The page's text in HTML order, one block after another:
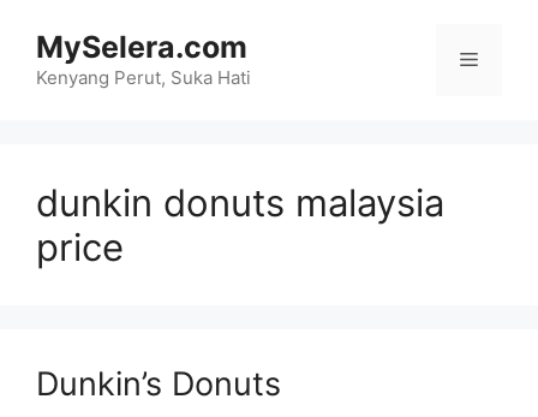
content
MySelera.com
Kenyang Perut, Suka Hati
Menu
dunkin donuts malaysia
price
Dunkin’s Donuts